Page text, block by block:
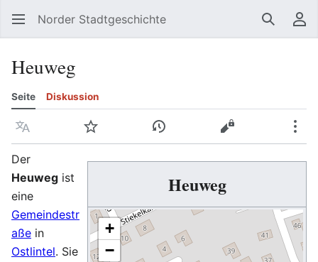
Norder Stadtgeschichte Suchen
Heuweg
Seite Diskussion
Sprache Beobachten Versionsgeschichte
Quelltext
Heuweg
+
−
Der
Heuweg ist
eine
Gemeindestr
aße in
Ostlintel. Sie